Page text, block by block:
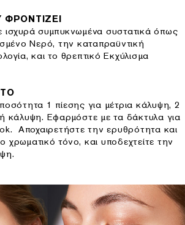
ισχυρά συμπυκνωμένα συστατικά όπως
Νερό, την καταπραϋντική
και το θρεπτικό Εκχύλισμα
1 πίεσης για μέτρια κάλυψη, 2
κάλυψη. Εφαρμόστε με τα δάκτυλα για
Αποχαιρετήστε την ερυθρότητα και
χρωματικό τόνο, και υποδεχτείτε την